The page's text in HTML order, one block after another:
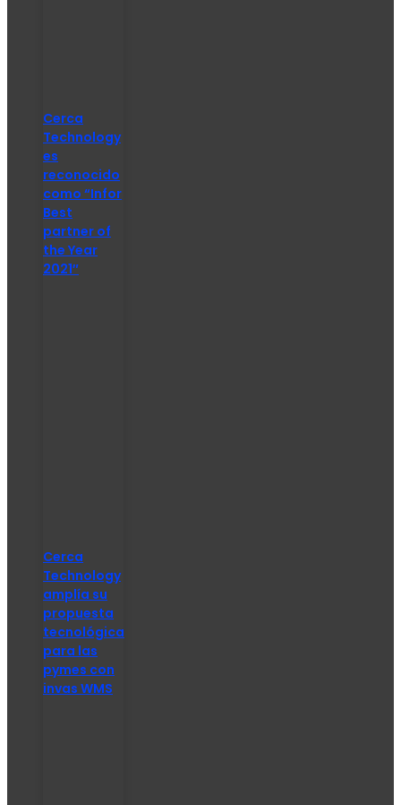
Cerca
Technology
es
reconocido
como “Infor
Best
partner of
the Year
2021″
Cerca
Technology
amplía su
propuesta
tecnológica
para las
pymes con
invas WMS